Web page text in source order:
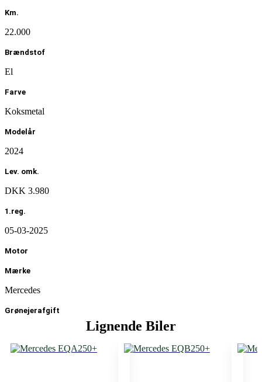
Der tages forbehold for tastefejl og positiv kreditgodkendelse.
Km.
22.000
Brændstof
El
Farve
Koksmetal
Modelår
2024
Lev. omk.
DKK 3.980
1.reg.
05-03-2025
Motor
Mærke
Mercedes
Grønejerafgift
Type
Lignende Biler